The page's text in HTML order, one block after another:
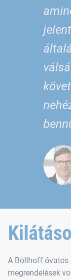
A Böllhoff óvatos
megrendelések